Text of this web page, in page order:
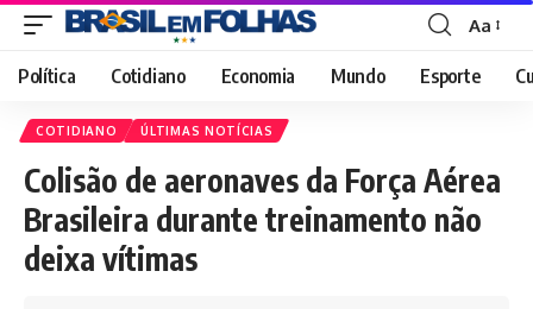
Font
Resizer
Aa
Política Cotidiano Economia Mundo Esporte
COTIDIANO ÚLTIMAS NOTÍCIAS
Colisão de aeronaves da Força Aérea
Brasileira durante treinamento não
deixa vítimas